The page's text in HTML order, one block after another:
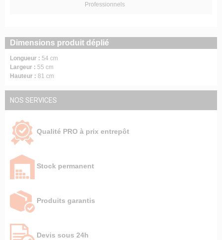
Professionnels
Dimensions produit déplié
Longueur : 54 cm
Largeur : 55 cm
Hauteur : 81 cm
NOS SERVICES
Qualité PRO à prix entrepôt
Stock permanent
Produits garantis
Devis sous 24h